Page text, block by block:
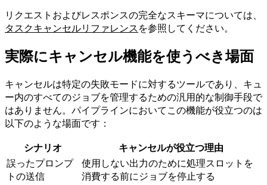
リクエストおよびレスポンスの完全なスキーマについては、
タスクキャンセルリファレンスを参照してください。
実際にキャンセル機能を使うべき場面
キャンセルは特定の失敗モードに対するツールであり、キュ
ー内のすべてのジョブを管理するための汎用的な制御手段で
はありません。パイプラインにおいてこの機能が役立つのは
以下のような場面です：
シナリオ
キャンセルが役立つ理由
誤ったプロンプ
トの送信
使用しない出力のために処理スロットを
消費する前にジョブを停止する